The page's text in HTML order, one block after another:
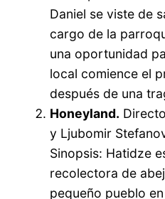
Daniel se viste de
cargo de la
una oportunidad
local comience el
después de una
Honeyland.
y Ljubomir
Sinopsis: Hatidze
recolectora de
pequeño pueblo